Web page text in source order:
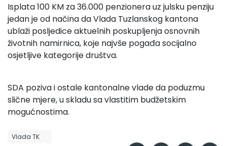
Isplata 100 KM za 36.000 penzionera uz julsku penziju
jedan je od načina da Vlada Tuzlanskog kantona
ublaži posljedice aktuelnih poskupljenja osnovnih
životnih namirnica, koje najvše pogađa socijalno
osjetljive kategorije društva.
SDA poziva i ostale kantonalne vlade da poduzmu
slične mjere, u skladu sa vlastitim budžetskim
mogućnostima.
Vlada TK